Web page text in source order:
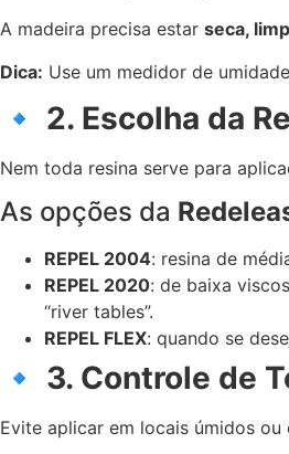
A madeira precisa estar seca,
Dica: Use um medidor de
🔹 2. Escolha da
Nem toda resina serve para
As opções da
REPEL 2004: resina de
REPEL 2020: de baixa
“river tables”.
REPEL FLEX: quando se
🔹 3. Controle de
Evite aplicar em locais úmidos